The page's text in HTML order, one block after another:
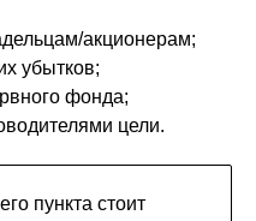
акционерам;
убытков;
фонда;
цели.
пункта стоит